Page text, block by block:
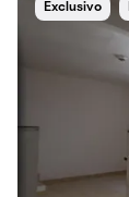
Exclusivo